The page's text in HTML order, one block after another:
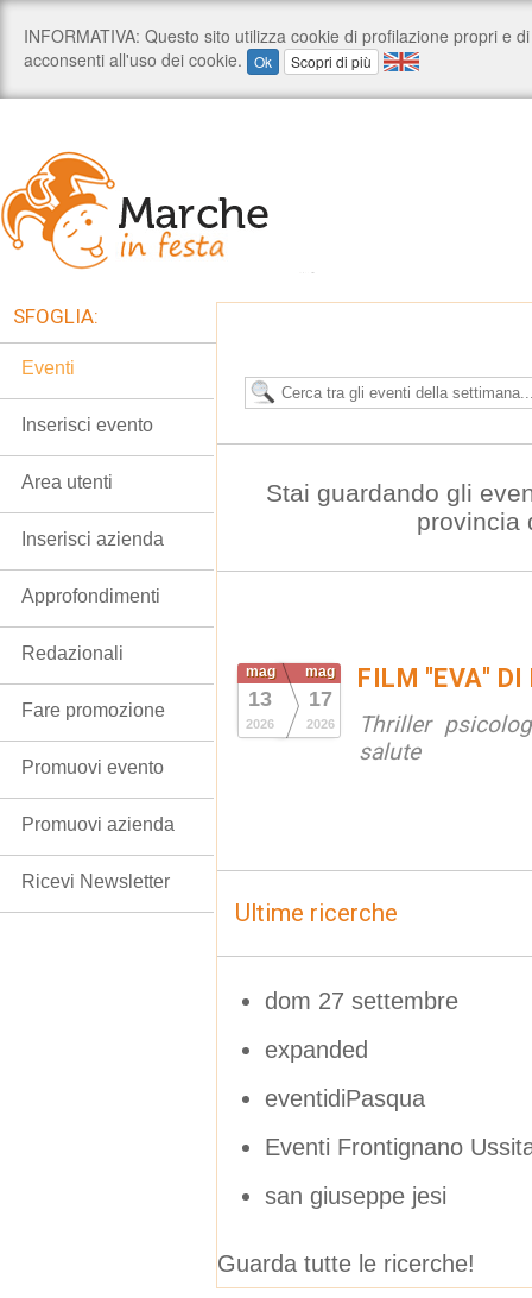
Stai guardando gli
provincia
mag
13
2026
mag
17
2026
FILM "EVA" DI
Thriller
salute
Ultime ricerche
dom 27 settembre
expanded
eventidiPasqua
Eventi Frontignano
san giuseppe jesi
Guarda tutte le ricerche!
SFOGLIA:
Eventi
Inserisci evento
Area utenti
Inserisci azienda
Approfondimenti
Redazionali
Fare promozione
Promuovi evento
Promuovi azienda
Ricevi Newsletter